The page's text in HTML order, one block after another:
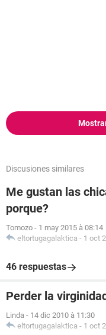
Discusiones similares
Me gustan las
porque?
Tomozo - 1 may 2015 à 08:14
eltortugagalaktica - 1 oct
46 respuestas
Perder la
Linda - 14 dic 2010 à 11:30
eltortugagalaktica - 1 oct